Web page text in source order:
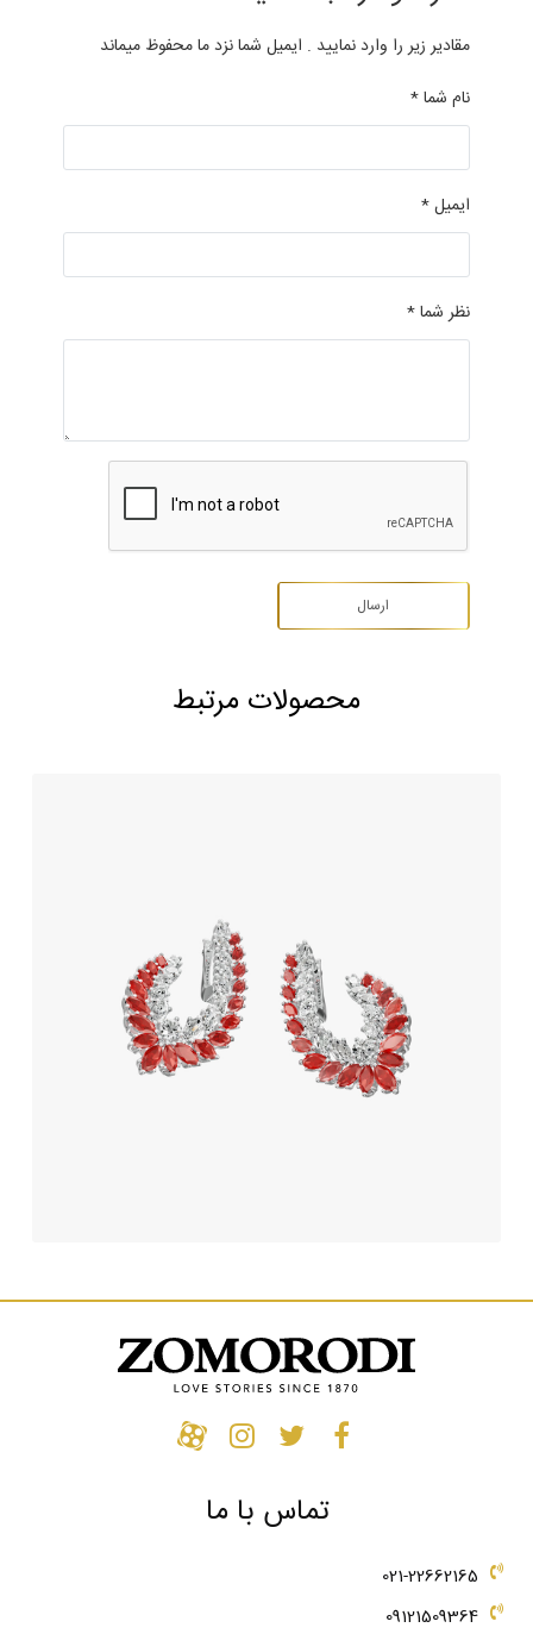
مقادیر زیر را وارد نمایید . ایمیل شما نزد ما محفوظ میماند
نام شما *
ایمیل *
نظر شما *
محصولات مرتبط
گوشواره جواهر یاقوت سرخ طرح آنجل
1,009,250,000 تومان
تماس با ما
021-22662165
09121509364